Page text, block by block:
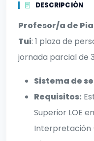
DESCRIPCIÓN
Profesor/a de
Tui: 1 plaza de
jornada parcial de
Sistema de
Requisitos:
Superior LOE
Interpretación